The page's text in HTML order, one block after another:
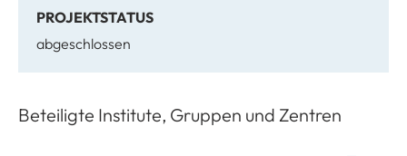
PROJEKTSTATUS
abgeschlossen
Beteiligte Institute, Gruppen und Zentren